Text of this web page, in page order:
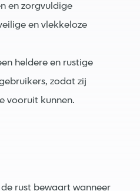
en zorgvuldige
en vlekkeloze
heldere en rustige
zodat zij
vooruit kunnen.
rust bewaart wanneer